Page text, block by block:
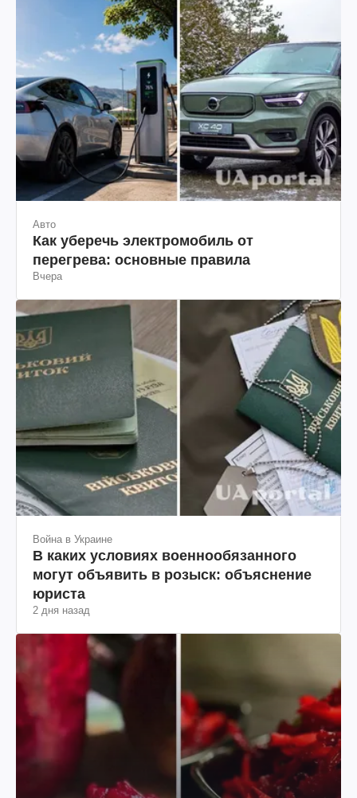
Авто
Как уберечь электромобиль от
перегрева: основные правила
Вчера
Война в Украине
В каких условиях военнообязанного
могут объявить в розыск: объяснение
юриста
2 дня назад